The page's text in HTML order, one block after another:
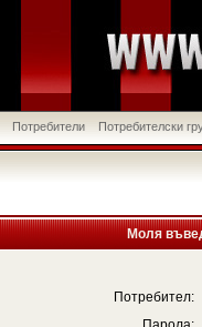
Потребители Потребителски
Моля
Потребител: